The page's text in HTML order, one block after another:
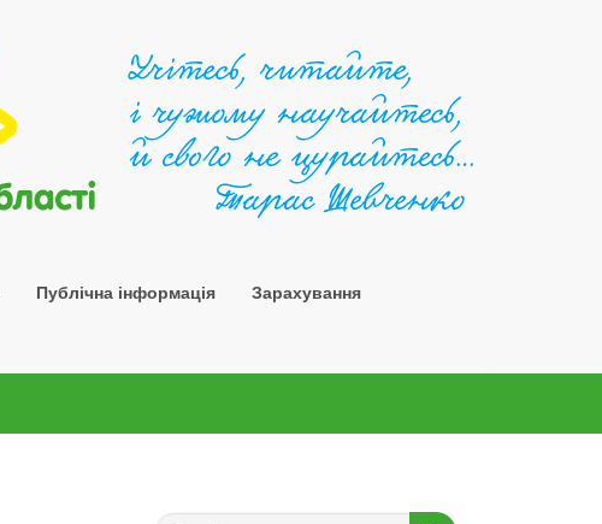
Публічна інформація
Зарахування